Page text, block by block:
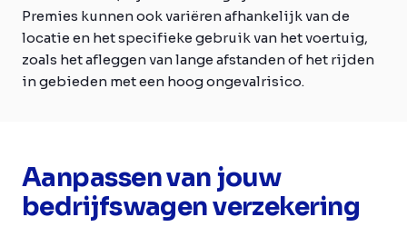
Premies kunnen ook variëren afhankelijk van de
locatie en het specifieke gebruik van het voertuig,
zoals het afleggen van lange afstanden of het rijden
in gebieden met een hoog ongevalrisico.
Aanpassen van jouw
bedrijfswagen verzekering